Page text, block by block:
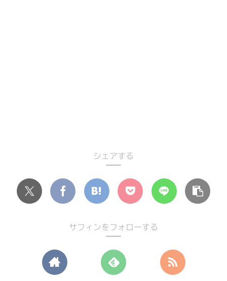
シェアする
サフィンをフォローする